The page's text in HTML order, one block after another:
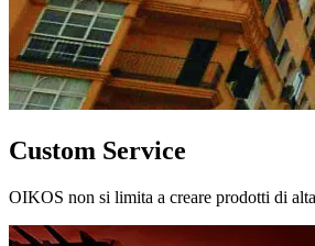
Custom Service
OIKOS non si limita a creare prodotti di